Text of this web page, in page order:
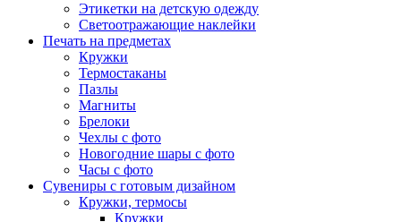
Этикетки на детскую одежду
Светоотражающие наклейки
Печать на предметах
Кружки
Термостаканы
Пазлы
Магниты
Брелоки
Чехлы с фото
Новогодние шары с фото
Часы с фото
Сувениры с готовым дизайном
Кружки, термосы
Кружки